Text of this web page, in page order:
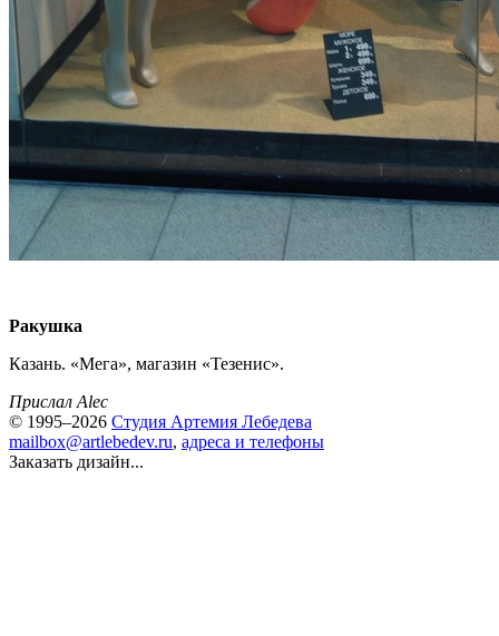
Ракушка
Казань. «Мега», магазин «Тезенис».
Прислал Alec
© 1995–2026 Студия Артемия Лебедева
mailbox@artlebedev.ru, адреса и телефоны
Заказать дизайн...